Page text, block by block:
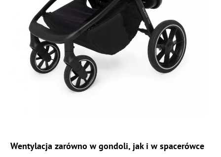
Wentylacja zarówno w gondoli, jak i w spacerówce